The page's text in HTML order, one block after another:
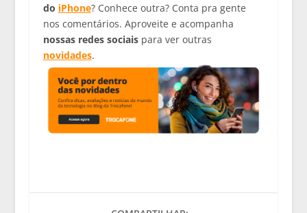
do iPhone? Conhece outra? Conta pra gente
nos comentários. Aproveite e acompanha
nossas redes sociaispara ver outras
novidades.